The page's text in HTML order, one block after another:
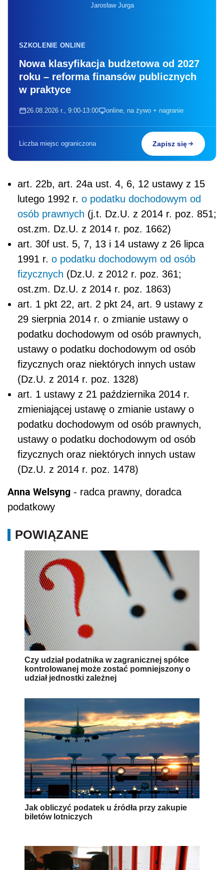
Jarosław Jurga
SZKOLENIE ONLINE
Nowa klasyfikacja budżetowa od 2027
roku – reforma finansów publicznych
w praktyce
26.08.2026 r., 9:00-13:00 online, na żywo + nagranie
Liczba miejsc ograniczona Zapisz się
art. 22b, art. 24a ust. 4, 6, 12 ustawy z 15
lutego 1992 r. o podatku dochodowym od
osób prawnych (j.t. Dz.U. z 2014 r. poz. 851;
ost.zm. Dz.U. z 2014 r. poz. 1662)
art. 30f ust. 5, 7, 13 i 14 ustawy z 26 lipca
1991 r. o podatku dochodowym od osób
fizycznych (Dz.U. z 2012 r. poz. 361;
ost.zm. Dz.U. z 2014 r. poz. 1863)
art. 1 pkt 22, art. 2 pkt 24, art. 9 ustawy z
29 sierpnia 2014 r. o zmianie ustawy o
podatku dochodowym od osób prawnych,
ustawy o podatku dochodowym od osób
fizycznych oraz niektórych innych ustaw
(Dz.U. z 2014 r. poz. 1328)
art. 1 ustawy z 21 października 2014 r.
zmieniającej ustawę o zmianie ustawy o
podatku dochodowym od osób prawnych,
ustawy o podatku dochodowym od osób
fizycznych oraz niektórych innych ustaw
(Dz.U. z 2014 r. poz. 1478)
Anna Welsyng - radca prawny, doradca
podatkowy
POWIĄZANE
Czy udział podatnika w zagranicznej spółce
kontrolowanej może zostać pomniejszony o
udział jednostki zależnej
Jak obliczyć podatek u źródła przy zakupie
biletów lotniczych